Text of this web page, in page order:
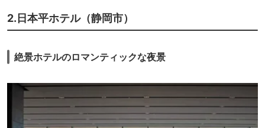
2.日本平ホテル（静岡市）
絶景ホテルのロマンティックな夜景